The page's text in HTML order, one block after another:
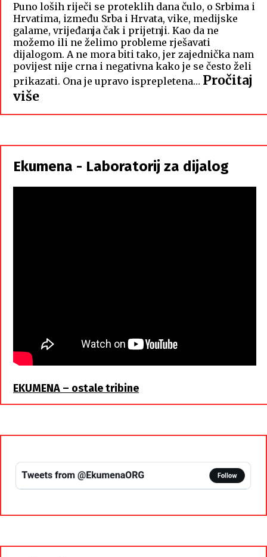
Puno loših riječi se proteklih dana čulo, o Srbima i
Hrvatima, između Srba i Hrvata, vike, medijske
galame, vrijeđanja čak i prijetnji. Kao da ne
možemo ili ne želimo probleme rješavati
dijalogom. A ne mora biti tako, jer zajednička nam
povijest nije crna i negativna kako je se često želi
prikazati. Ona je upravo isprepletena… Pročitaj
više:
Hrvati
Srbi,
istorodna
braća
Ekumena - Laboratorij za dijalog
EKUMENA – ostale tribine